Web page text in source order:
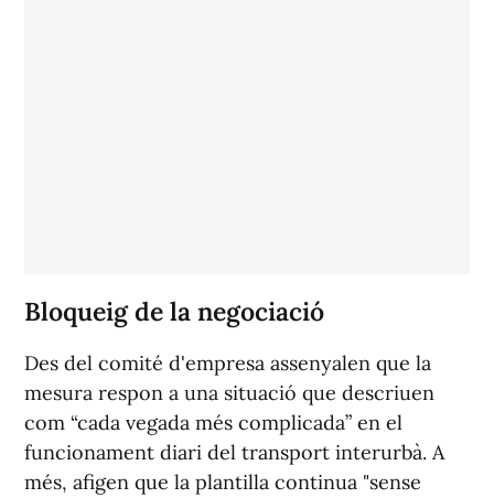
Bloqueig de la negociació
Des del comité d'empresa assenyalen que la
mesura respon a una situació que descriuen
com “cada vegada més complicada” en el
funcionament diari del transport interurbà. A
més, afigen que la plantilla continua "sense